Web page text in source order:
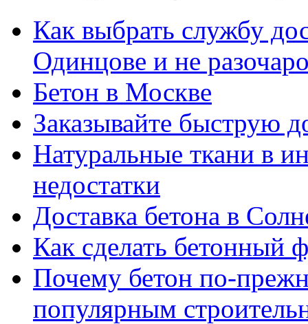
Как выбрать службу
Одинцове и не
Бетон в Москве
Заказывайте быструю
Натуральные ткани в
недостатки
Доставка бетона в
Как сделать бетонный
Почему бетон по-
популярным